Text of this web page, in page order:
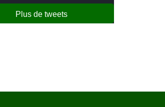
Plus de tweets